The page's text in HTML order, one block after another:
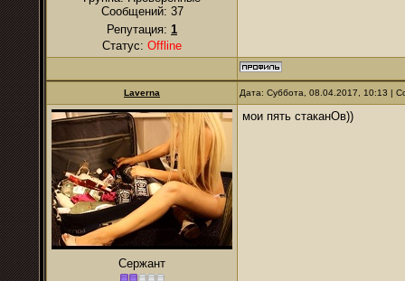
Сообщений: 37
Репутация: 1
Статус: Offline
Laverna Дата: Суббота, 08.04.2017, 10:13 |
Сержант
мои пять стаканОв))